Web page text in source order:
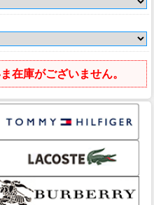
在庫がございません。